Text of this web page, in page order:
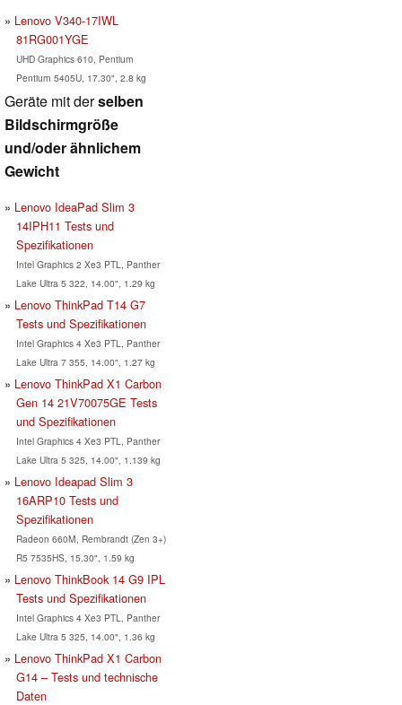
Lenovo V340-17IWL
81RG001YGE
UHD Graphics 610, Pentium
Pentium 5405U, 17.30", 2.8 kg
Geräte mit derselben
Bildschirmgröße
und/oder ähnlichem
Gewicht
Lenovo IdeaPad Slim 3
14IPH11 Tests und
Spezifikationen
Intel Graphics 2 Xe3 PTL, Panther
Lake Ultra 5 322, 14.00", 1.29 kg
Lenovo ThinkPad T14 G7
Tests und Spezifikationen
Intel Graphics 4 Xe3 PTL, Panther
Lake Ultra 7 355, 14.00", 1.27 kg
Lenovo ThinkPad X1 Carbon
Gen 14 21V70075GE Tests
und Spezifikationen
Intel Graphics 4 Xe3 PTL, Panther
Lake Ultra 5 325, 14.00", 1.139 kg
Lenovo Ideapad Slim 3
16ARP10 Tests und
Spezifikationen
Radeon 660M, Rembrandt (Zen 3+)
R5 7535HS, 15.30", 1.59 kg
Lenovo ThinkBook 14 G9 IPL
Tests und Spezifikationen
Intel Graphics 4 Xe3 PTL, Panther
Lake Ultra 5 325, 14.00", 1.36 kg
Lenovo ThinkPad X1 Carbon
G14 – Tests und technische
Daten